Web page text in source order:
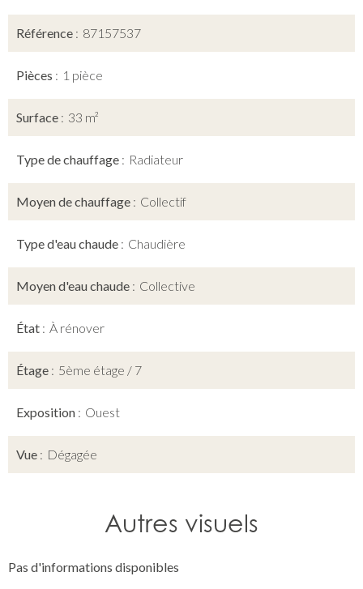
Référence 87157537
Pièces 1 pièce
Surface 33 m²
Type de chauffage Radiateur
Moyen de chauffage Collectif
Type d'eau chaude Chaudière
Moyen d'eau chaude Collective
État À rénover
Étage 5ème étage / 7
Exposition Ouest
Vue Dégagée
Autres visuels
Pas d'informations disponibles